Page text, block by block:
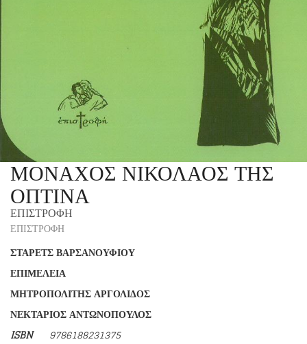
ΜΟΝΑΧΟΣ ΝΙΚΟΛΑΟΣ ΤΗΣ
ΟΠΤΙΝΑ
ΕΠΙΣΤΡΟΦΗ
ΕΠΙΣΤΡΟΦΗ
ΣΤΑΡΕΤΣ ΒΑΡΣΑΝΟΥΦΙΟΥ
ΕΠΙΜΕΛΕΙΑ
ΜΗΤΡΟΠΟΛΙΤΗΣ ΑΡΓΟΛΙΔΟΣ
ΝΕΚΤΑΡΙΟΣ ΑΝΤΩΝΟΠΟΥΛΟΣ
ISBN
9786188231375